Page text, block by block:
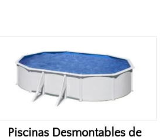
Piscinas Desmontables de